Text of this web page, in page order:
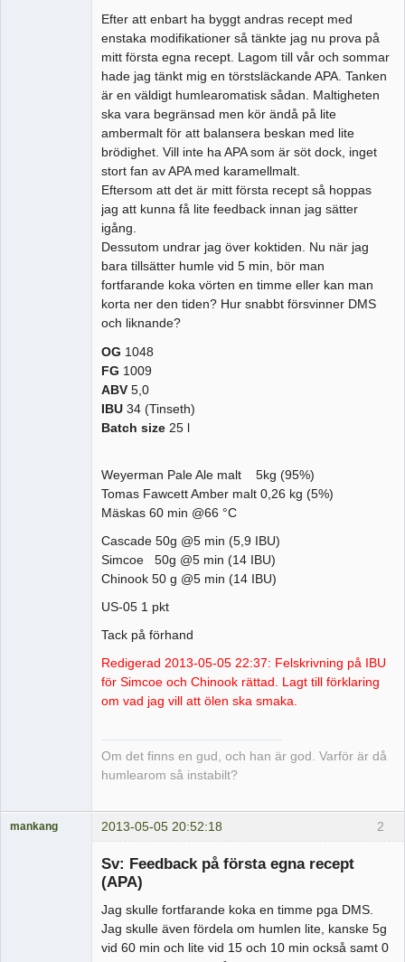
Efter att enbart ha byggt andras recept med
enstaka modifikationer så tänkte jag nu prova på
mitt första egna recept. Lagom till vår och sommar
hade jag tänkt mig en törstsläckande APA. Tanken
är en väldigt humlearomatisk sådan. Maltigheten
ska vara begränsad men kör ändå på lite
ambermalt för att balansera beskan med lite
brödighet. Vill inte ha APA som är söt dock, inget
stort fan av APA med karamellmalt.
Eftersom att det är mitt första recept så hoppas
jag att kunna få lite feedback innan jag sätter
igång.
Dessutom undrar jag över koktiden. Nu när jag
bara tillsätter humle vid 5 min, bör man
fortfarande koka vörten en timme eller kan man
korta ner den tiden? Hur snabbt försvinner DMS
och liknande?
OG 1048
FG 1009
ABV 5,0
IBU 34 (Tinseth)
Batch size 25 l
Weyerman Pale Ale malt 5kg (95%)
Tomas Fawcett Amber malt 0,26 kg (5%)
Mäskas 60 min @66 °C
Cascade 50g @5 min (5,9 IBU)
Simcoe 50g @5 min (14 IBU)
Chinook 50 g @5 min (14 IBU)
US-05 1 pkt
Tack på förhand
Redigerad 2013-05-05 22:37: Felskrivning på IBU
för Simcoe och Chinook rättad. Lagt till förklaring
om vad jag vill att ölen ska smaka.
Om det finns en gud, och han är god. Varför är då
humlearom så instabilt?
2
mankang 2013-05-05 20:52:18
Sv: Feedback på första egna recept
(APA)
Jag skulle fortfarande koka en timme pga DMS.
Jag skulle även fördela om humlen lite, kanske 5g
vid 60 min och lite vid 15 och 10 min också samt 0